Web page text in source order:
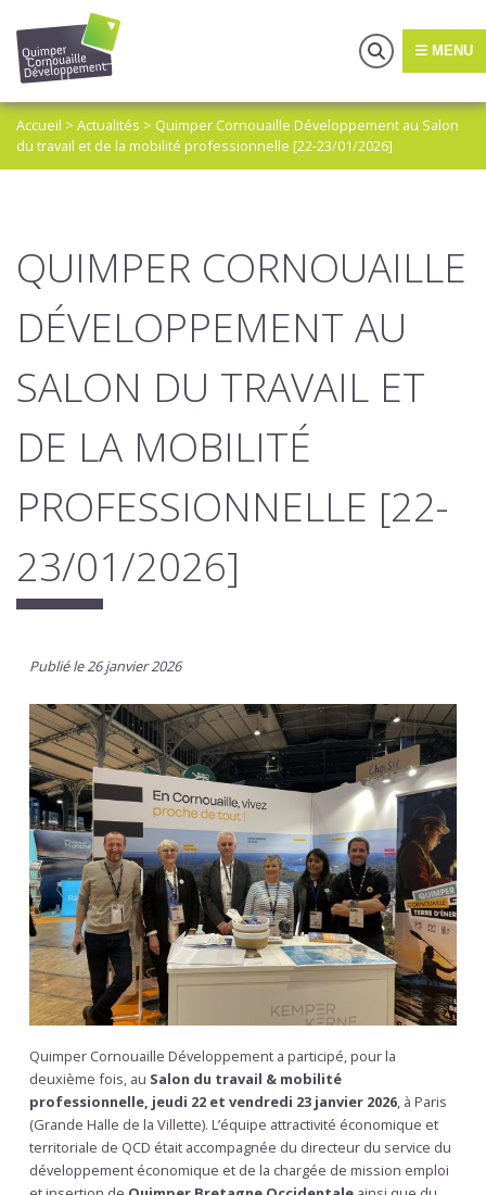
MENU
Accueil > Actualités > Quimper Cornouaille Développement au Salon
du travail et de la mobilité professionnelle [22-23/01/2026]
QUIMPER CORNOUAILLE
DÉVELOPPEMENT AU
SALON DU TRAVAIL ET
DE LA MOBILITÉ
PROFESSIONNELLE [22-
23/01/2026]
Publié le 26 janvier 2026
Quimper Cornouaille Développement a participé, pour la
deuxième fois, au Salon du travail & mobilité
professionnelle, jeudi 22 et vendredi 23 janvier 2026, à Paris
(Grande Halle de la Villette). L’équipe attractivité économique et
territoriale de QCD était accompagnée du directeur du service du
développement économique et de la chargée de mission emploi